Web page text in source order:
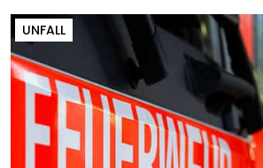
UNFALL